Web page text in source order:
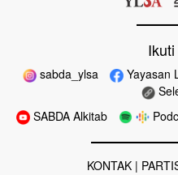
sabda_ylsa Yayasan
SABDA Alkitab
KONTAK|